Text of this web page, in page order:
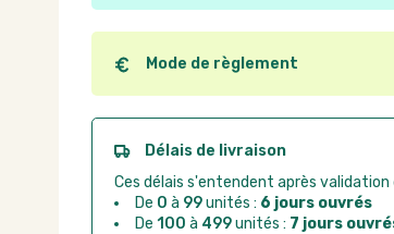
Ce produit est éco-conçu, il a été
recyclables. Ces produits peuvent
utilisation. L'origine de fabrication du
conception.
Mode de règlement
Quel que soit le mode de règlement,
Good Act.
Paiement CB :paiement sécurisé
Virement bancaire :
règlement
Chorus Pro :règlement par
Délais de livraison
Ces délais s'entendent après validation
De 0 à 99unités : 6 jours ouvrés
De 100 à 499unités : 7 jours